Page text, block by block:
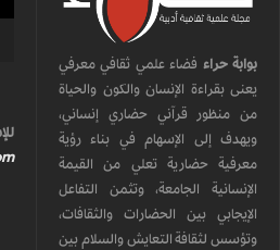
بوابة حراء فضاء علمي ثقافي معرفي
يعنى بقراءة الإنسان والكون والحياة
من منظور قرآني حضاري إنساني،
ويهدف إلى الإسهام في بناء رؤية
معرفية حضارية تعلي من القيمة
الإنسانية الجامعة، وتثمن التفاعل
الإيجابي بين الحضارات والثقافات،
وتؤسس لثقافة التعايش والسلام بين